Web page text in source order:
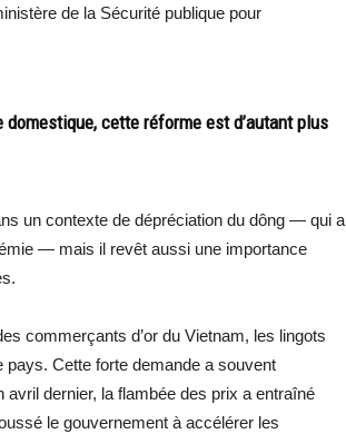
de la Sécurité publique pour
domestique, cette réforme est d’autant plus
un contexte de dépréciation du dông — qui a
— mais il revêt aussi une importance
commerçants d’or du Vietnam, les lingots
pays. Cette forte demande a souvent
dernier, la flambée des prix a entraîné
le gouvernement à accélérer les